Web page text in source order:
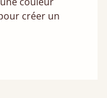
créer un